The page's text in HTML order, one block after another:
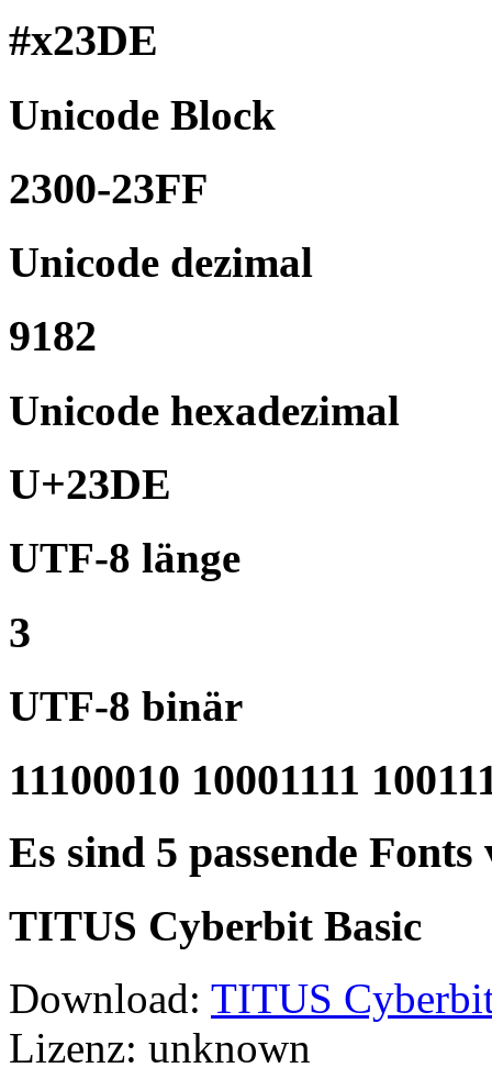
#x23DE
Unicode Block
2300-23FF
Unicode dezimal
9182
Unicode hexadezimal
U+23DE
UTF-8 länge
3
UTF-8 binär
11100010 10001111
Es sind 5 passende
TITUS Cyberbit Basic
Download: TITUS
Lizenz: unknown